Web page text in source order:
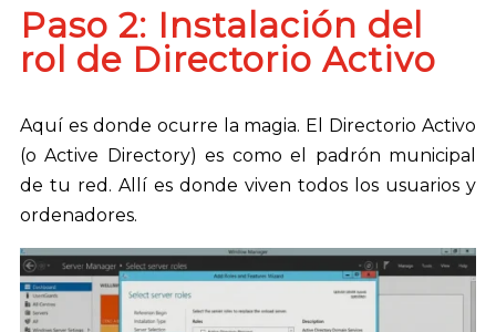
Paso 2: Instalación del
rol de Directorio Activo
Aquí es donde ocurre la magia. El Directorio Activo
(o Active Directory) es como el padrón municipal
de tu red. Allí es donde viven todos los usuarios y
ordenadores.